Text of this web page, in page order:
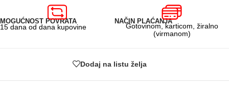
MOGUĆNOST POVRATA
15 dana od dana kupovine
NAČIN PLAĆANJA
Gotovinom, karticom, žiralno
(virmanom)
Dodaj na listu želja